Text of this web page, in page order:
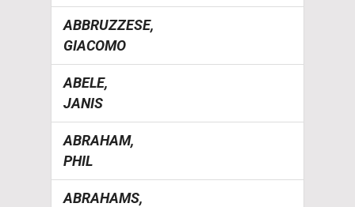
ABBRUZZESE,
GIACOMO
ABELE,
JANIS
ABRAHAM,
PHIL
ABRAHAMS,